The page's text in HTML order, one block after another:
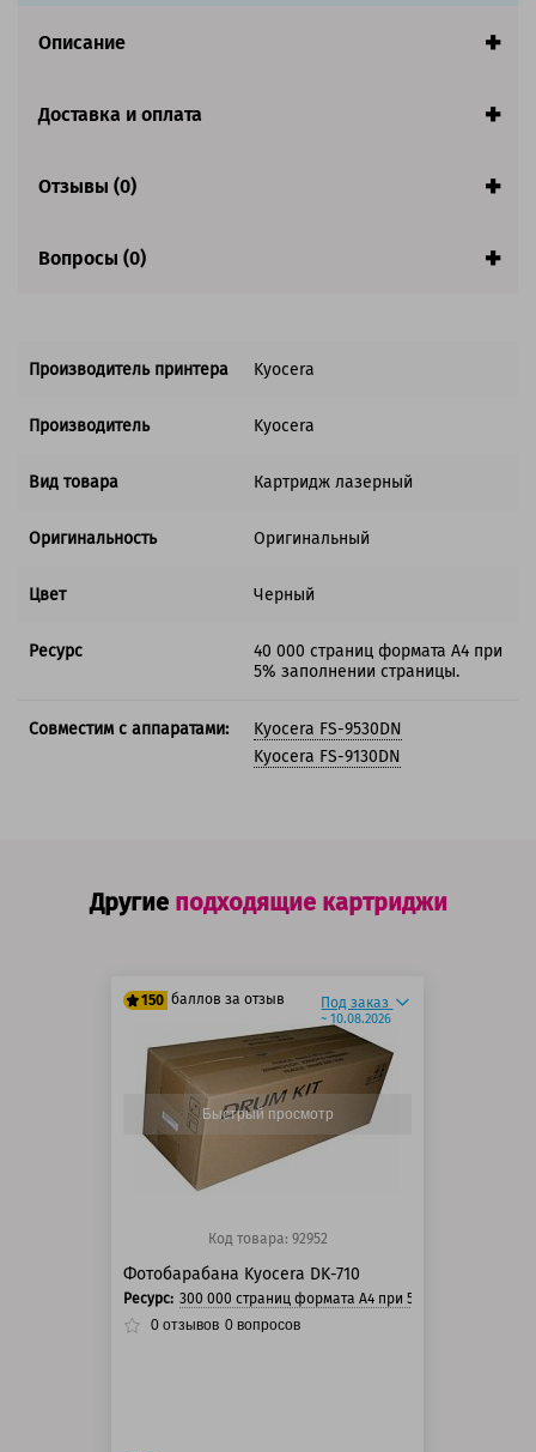
Ресурс:40 000 страниц формата А4 при 5%
Совместим с аппаратами
Описание
Доставка и оплата
Отзывы (0)
Вопросы (0)
Производитель принтера Kyocera
Производитель Kyocera
Вид товара Картридж лазерный
Оригинальность Оригинальный
Цвет Черный
Ресурс
40 000 страниц формата А4 при
5% заполнении страницы.
Совместим с аппаратами:
Kyocera FS-9530DN
Kyocera FS-9130DN
Другие подходящие картриджи
150 баллов за отзыв
125 баллов
150 баллов
Под заказ
~ 10.08.2026
Быстрый просмотр
Код товара: 92952
Фотобарабана Kyocera DK-710
Ресурс: 300 000 страниц формата А4 при 5% заполнении
0 отзывов 0 вопросов